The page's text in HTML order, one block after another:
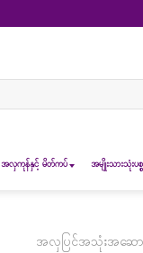
အလှကုန်နှင့် မိတ်ကပ် အမျိုးသားသုံးပစ္
အလှပြင်အသုံးအဆောင်